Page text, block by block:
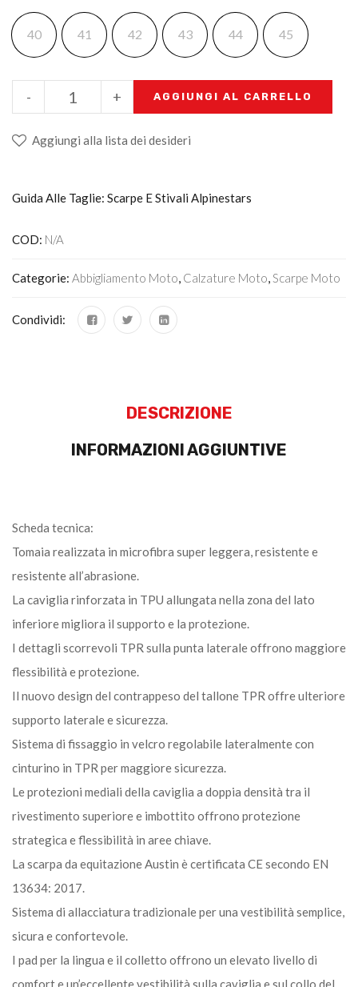
40 41 42 43 44 45
+
- AGGIUNGI AL CARRELLO
Aggiungi alla lista dei desideri
Guida Alle Taglie: Scarpe E Stivali Alpinestars
COD: N/A
Categorie: Abbigliamento Moto, Calzature Moto,Scarpe Moto
Condividi:
DESCRIZIONE
INFORMAZIONI AGGIUNTIVE
Scheda tecnica:
Tomaia realizzata in microfibra super leggera, resistente e
resistente all’abrasione.
La caviglia rinforzata in TPU allungata nella zona del lato
inferiore migliora il supporto e la protezione.
I dettagli scorrevoli TPR sulla punta laterale offrono maggiore
flessibilità e protezione.
Il nuovo design del contrappeso del tallone TPR offre ulteriore
supporto laterale e sicurezza.
Sistema di fissaggio in velcro regolabile lateralmente con
cinturino in TPR per maggiore sicurezza.
Le protezioni mediali della caviglia a doppia densità tra il
rivestimento superiore e imbottito offrono protezione
strategica e flessibilità in aree chiave.
La scarpa da equitazione Austin è certificata CE secondo EN
13634: 2017.
Sistema di allacciatura tradizionale per una vestibilità semplice,
sicura e confortevole.
I pad per la lingua e il colletto offrono un elevato livello di
comfort e un’eccellente vestibilità sulla caviglia e sul collo del